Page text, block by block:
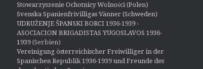
Stowarzyszenie Ochotnicy Wolności (Polen)
Svenska Spanienfrivilligas Vänner (Schweden)
UDRUŽENJE ŠPANSKI BORCI 1936-1939 -
ASOCIACION BRIGADISTAS YUGOSLAVOS 1936-
1939(Serbien)
Vereinigung österreichischer Freiwilliger in der
Spanischen Republik 1936-1939 und Freunde des